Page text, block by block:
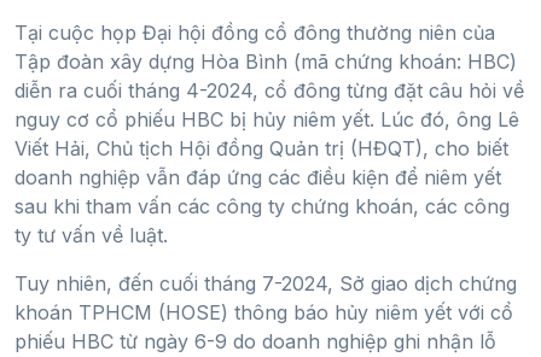
Tại cuộc họp Đại hội đồng cổ đông thường niên của
Tập đoàn xây dựng Hòa Bình (mã chứng khoán: HBC)
diễn ra cuối tháng 4-2024, cổ đông từng đặt câu hỏi về
nguy cơ cổ phiếu HBC bị hủy niêm yết. Lúc đó, ông Lê
Viết Hải, Chủ tịch Hội đồng Quản trị (HĐQT), cho biết
doanh nghiệp vẫn đáp ứng các điều kiện để niêm yết
sau khi tham vấn các công ty chứng khoán, các công
ty tư vấn về luật.
Tuy nhiên, đến cuối tháng 7-2024, Sở giao dịch chứng
khoán TPHCM (HOSE) thông báo hủy niêm yết với cổ
phiếu HBC từ ngày 6-9 do doanh nghiệp ghi nhận lỗ